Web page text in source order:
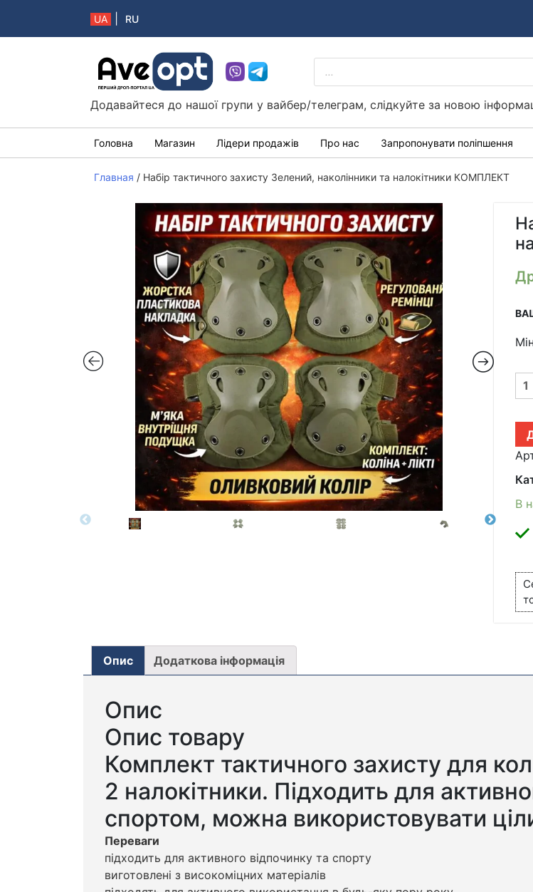
UA RU
Aveopt – оптова дропшипінг платформа в Україні
PRODUCTS
SEARCH
Додавайтеся до нашої групи у вайбер/телеграм, слідкуйте за новою
Головна Магазин Лідери продажів Про нас Запропонувати поліпшення
Главная / Набір тактичного захисту Зелений, наколінники та налокітники КОМПЛЕКТ
И
В
Опис Додаткова інформація
Опис
Опис товару
Комплект тактичного захисту для
2 налокітники. Підходить для
спортом, можна використовувати
Переваги
підходить для активного відпочинку та спорту
виготовлені з високоміцних матеріалів